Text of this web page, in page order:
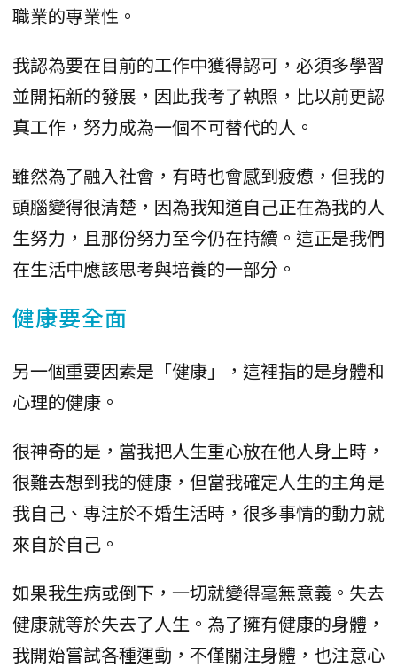
職業的專業性。
我認為要在目前的工作中獲得認可，必須多學習
並開拓新的發展，因此我考了執照，比以前更認
真工作，努力成為一個不可替代的人。
雖然為了融入社會，有時也會感到疲憊，但我的
頭腦變得很清楚，因為我知道自己正在為我的人
生努力，且那份努力至今仍在持續。這正是我們
在生活中應該思考與培養的一部分。
健康要全面
另一個重要因素是「健康」，這裡指的是身體和
心理的健康。
很神奇的是，當我把人生重心放在他人身上時，
很難去想到我的健康，但當我確定人生的主角是
我自己、專注於不婚生活時，很多事情的動力就
來自於自己。
如果我生病或倒下，一切就變得毫無意義。失去
健康就等於失去了人生。為了擁有健康的身體，
我開始嘗試各種運動，不僅關注身體，也注意心